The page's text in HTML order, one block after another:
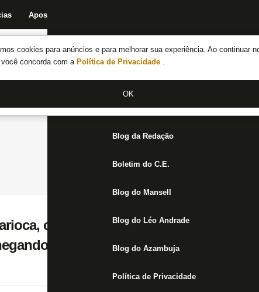
cookies para anúncios e para melhorar sua experiência. Ao continuar
concorda com a Política de Privacidade .
OK
Apostas
Notícias do Botafogo
Fórum
Jogos
Blog da Redação
Boletim do C.E.
Blog do Mansell
Blog do Léo Andrade
Blog do Azambuja
Política de Privacidade
campeão do mundo e melhor da
ao Botafogo